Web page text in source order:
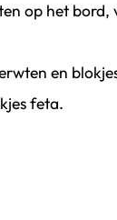
op het
vinken
en
vinken
feta.